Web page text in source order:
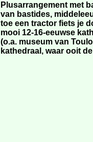
Plusarrangement met
van bastides,
toe een tractor fiets je
mooi 12-16-eeuwse
(o.a. museum van
kathedraal, waar ooit